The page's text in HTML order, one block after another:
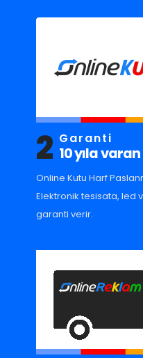
2 Garanti
10 yıla
Online Kutu Harf
Elektronik tesisata, led
garanti verir.